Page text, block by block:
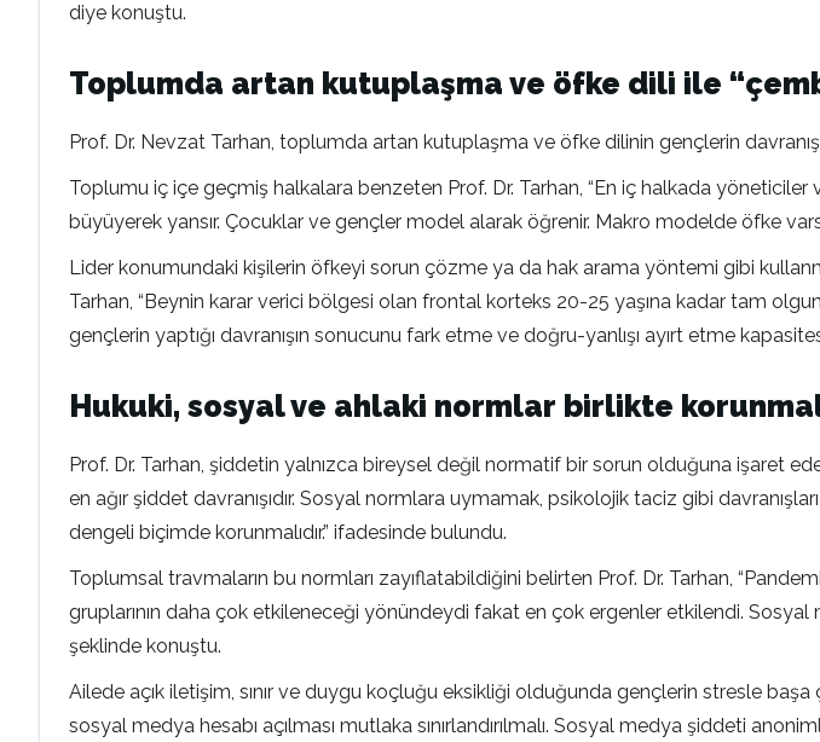
diye konuştu.
Toplumda artan kutuplaşma ve öfke dili ile
Prof. Dr. Nevzat Tarhan, toplumda artan kutuplaşma ve öfke dilinin gençlerin
Toplumu iç içe geçmiş halkalara benzeten Prof. Dr. Tarhan, “En iç halkada yöneticiler
büyüyerek yansır. Çocuklar ve gençler model alarak öğrenir. Makro modelde öfke
Lider konumundaki kişilerin öfkeyi sorun çözme ya da hak arama yöntemi gibi
Tarhan, “Beynin karar verici bölgesi olan frontal korteks 20-25 yaşına kadar tam
gençlerin yaptığı davranışın sonucunu fark etme ve doğru-yanlışı ayırt etme
Hukuki, sosyal ve ahlaki normlar birlikte
Prof. Dr. Tarhan, şiddetin yalnızca bireysel değil normatif bir sorun olduğuna işaret
en ağır şiddet davranışıdır. Sosyal normlara uymamak, psikolojik taciz gibi
dengeli biçimde korunmalıdır.” ifadesinde bulundu.
Toplumsal travmaların bu normları zayıflatabildiğini belirten Prof. Dr. Tarhan,
gruplarının daha çok etkileneceği yönündeydi fakat en çok ergenler etkilendi. Sosyal
şeklinde konuştu.
Ailede açık iletişim, sınır ve duygu koçluğu eksikliği olduğunda gençlerin stresle
sosyal medya hesabı açılması mutlaka sınırlandırılmalı. Sosyal medya şiddeti